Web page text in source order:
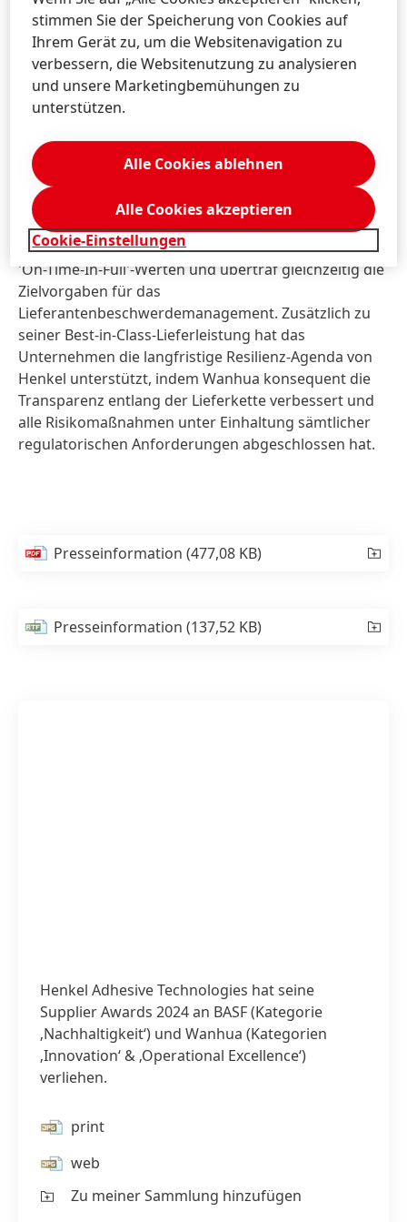
Bereichen voranzutreiben.
Operational Excellence Award:
Wanhua
Henkel hat auch seinen Operational Excellence Award
an Wanhua verliehen. In dieser Kategorie wurde das
Unternehmen für seine außergewöhnliche
Unterstützung der Operational Excellence-Agenda
von Henkel ausgezeichnet. Wanhua sorgte für eine
kontinuierliche Belieferung mit den angestrebten
'On-Time-In-Full'-Werten und übertraf gleichzeitig die
Zielvorgaben für das
Lieferantenbeschwerdemanagement. Zusätzlich zu
seiner Best-in-Class-Lieferleistung hat das
Unternehmen die langfristige Resilienz-Agenda von
Henkel unterstützt, indem Wanhua konsequent die
Transparenz entlang der Lieferkette verbessert und
alle Risikomaßnahmen unter Einhaltung sämtlicher
regulatorischen Anforderungen abgeschlossen hat.
Presseinformation(477,08 KB)
Presseinformation(137,52 KB)
Henkel Adhesive Technologies hat seine
Supplier Awards 2024 an BASF(Kategorie
‚Nachhaltigkeit‘) und Wanhua (Kategorien
‚Innovation‘ & ‚Operational Excellence‘)
verliehen.
print
web
Zu meiner Sammlung hinzufügen
stimmen Sie der Speicherung von Cookies auf
Ihrem Gerät zu, um die Websitenavigation zu
verbessern, die Websitenutzung zu analysieren
und unsere Marketingbemühungen zu
unterstützen.
Cookie-Einstellungen
Alle Cookies ablehnen
Alle Cookies akzeptieren